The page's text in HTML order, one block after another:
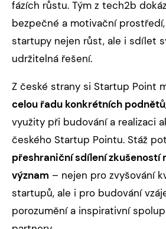
fázích růstu. Tým z tech2b
bezpečné a motivační
startupy nejen růst, ale i sdílet
udržitelná řešení.
Z české strany si Startup Point
celou řadu konkrétních podnětů
využity při budování a realizaci
českého Startup Pointu. Stáž
přeshraniční sdílení zkušeností
význam – nejen pro zvyšování
startupů, ale i pro budování
porozumění a inspirativní